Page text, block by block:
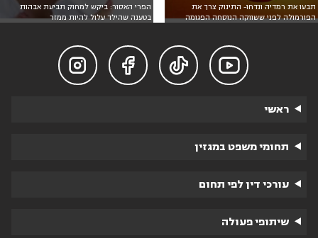
תבעו את רמדיה ונדחו- התינוק צרך את
הפורמולה לפני ששווקה הנוסחה הפגומה
הפרי האסור: ביקש למחוק תביעת אבהות
בטענה שהילד עלול להיות ממזר




ראשי
תחומי משפט במגזין
עורכי דין לפי תחום
שיתופי פעולה